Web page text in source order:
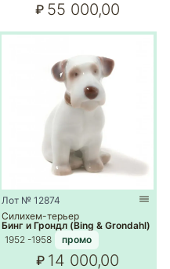
₽ 55 000,00
Лот № 12874
Силихем-терьер
Бинг и Грондл (Bing & Grondahl)
1952 -1958
промо
₽ 14 000,00